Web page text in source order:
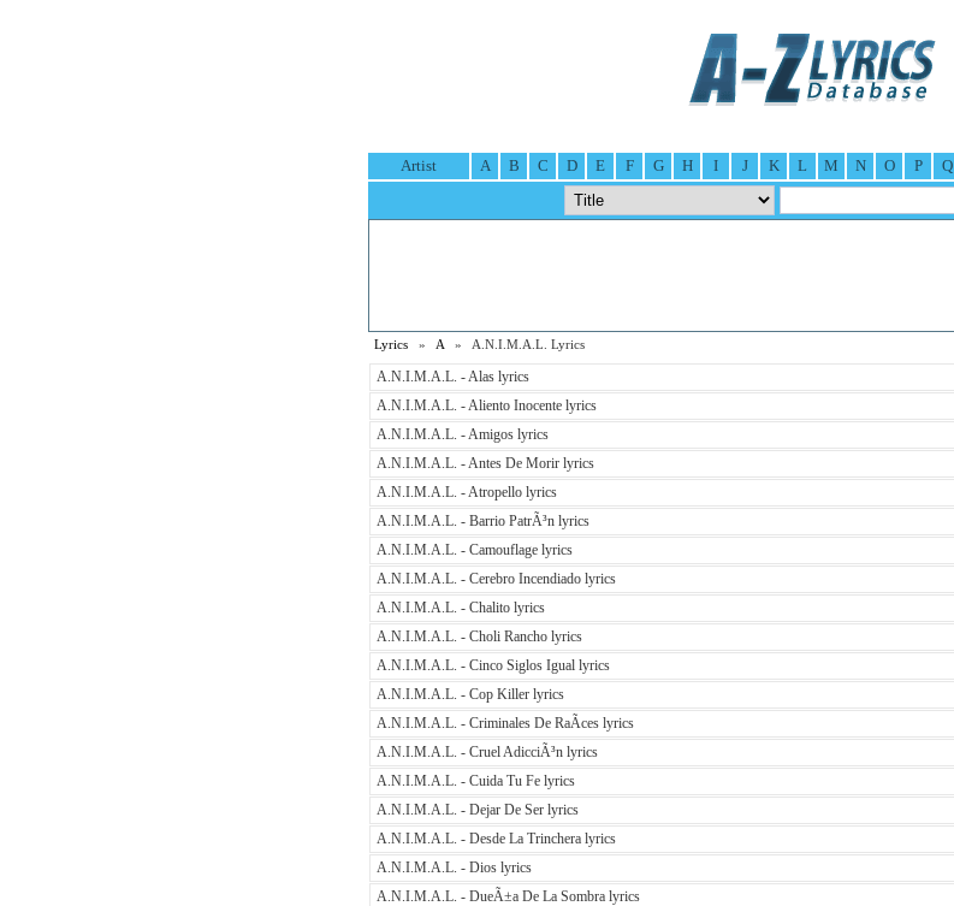
Artist A B C D E F G H I J K L M N O P Q
Lyrics » A » A.N.I.M.A.L. Lyrics
A.N.I.M.A.L. - Alas lyrics
A.N.I.M.A.L. - Aliento Inocente lyrics
A.N.I.M.A.L. - Amigos lyrics
A.N.I.M.A.L. - Antes De Morir lyrics
A.N.I.M.A.L. - Atropello lyrics
A.N.I.M.A.L. - Barrio PatrÃ³n lyrics
A.N.I.M.A.L. - Camouflage lyrics
A.N.I.M.A.L. - Cerebro Incendiado lyrics
A.N.I.M.A.L. - Chalito lyrics
A.N.I.M.A.L. - Choli Rancho lyrics
A.N.I.M.A.L. - Cinco Siglos Igual lyrics
A.N.I.M.A.L. - Cop Killer lyrics
A.N.I.M.A.L. - Criminales De RaÃ­ces lyrics
A.N.I.M.A.L. - Cruel AdicciÃ³n lyrics
A.N.I.M.A.L. - Cuida Tu Fe lyrics
A.N.I.M.A.L. - Dejar De Ser lyrics
A.N.I.M.A.L. - Desde La Trinchera lyrics
A.N.I.M.A.L. - Dios lyrics
A.N.I.M.A.L. - DueÃ±a De La Sombra lyrics